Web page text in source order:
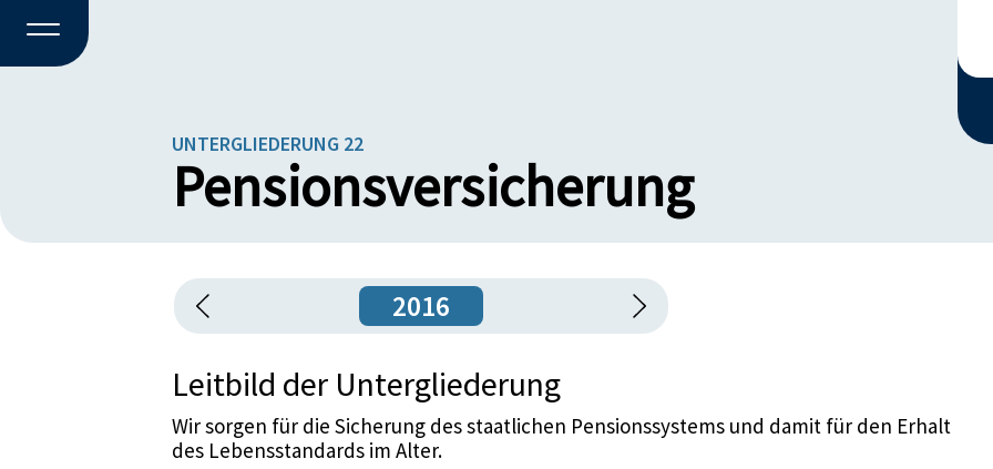
UNTERGLIEDERUNG 22
Pensionsversicherung
2016
Leitbild der Untergliederung
Wir sorgen für die Sicherung des staatlichen Pensionssystems und damit für den Erhalt
des Lebensstandards im Alter.